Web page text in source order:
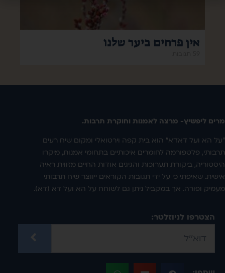
אין פרחים ביער שלנו
מרים ליפשיץ- מרצה לאמנות וחוקרת תרבות.
"על הא ועל דאדא" הוא בית קפה וירטואלי ומקום שיח רעים
תרבותי, פלטפורמה לחומרים איכותיים בתחומי אמנות, מיקרו
היסטוריה, ביקורת תערוכות והגיגים אודות החיים מזווית ראיה
אישית. שאיפתי כי על ידי תגובות הקוראים ייווצר שיח תרבותי
מעמיק ופורה. אך במקביל ניתן גם לשוחח על הא ועל דא (דא).
הצטרפו לניוזלטר: